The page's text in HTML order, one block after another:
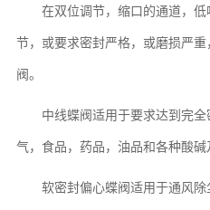
在双位调节，缩口的通道，
节，或要求密封严格，或磨损严
阀。
中线蝶阀适用于要求达到完
气，食品，药品，油品和各种酸碱
软密封偏心蝶阀适用于通风